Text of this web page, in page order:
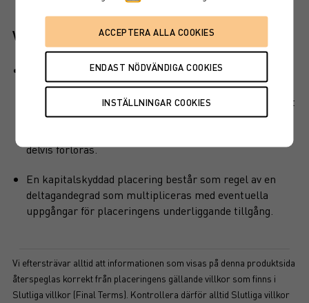
Viktiga egenskaper
Produkten har ett visst kapitalskydd, dvs en del av det
investerade kapitalet är skyddat vid löptidens slut. Det
finns en kreditrisk i placeringen som är beroende av att
emittenten inte hamnar på obestånd eller försätts i
delvis förloras.
En kapitalskyddad placering består som regel av en
deltagandegrad som multipliceras med eventuella
uppgångar för placeringens underliggande tillgång.
Vi eftersträvar alltid att informationen som visas på denna produktsida
återspeglas korrekt från placeringens gällande villkor som finns i
Slutliga villkor (Final Terms). Kontrollera därför alltid Slutliga villkor